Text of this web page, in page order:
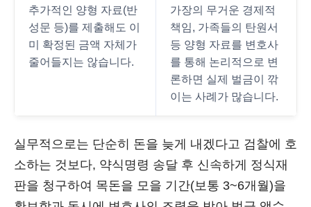
추가적인 양형 자료(반
성문 등)를 제출해도 이
미 확정된 금액 자체가
줄어들지는 않습니다.
가장의 무거운 경제적
책임, 가족들의 탄원서
등 양형 자료를 변호사
를 통해 논리적으로 변
론하면 실제 벌금이 깎
이는 사례가 많습니다.
실무적으로는 단순히 돈을 늦게 내겠다고 검찰에 호
소하는 것보다, 약식명령 송달 후 신속하게 정식재
판을 청구하여 목돈을 모을 기간(보통 3~6개월)을